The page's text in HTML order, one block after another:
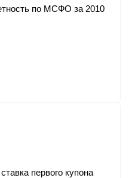
по МСФО за 2010
первого купона